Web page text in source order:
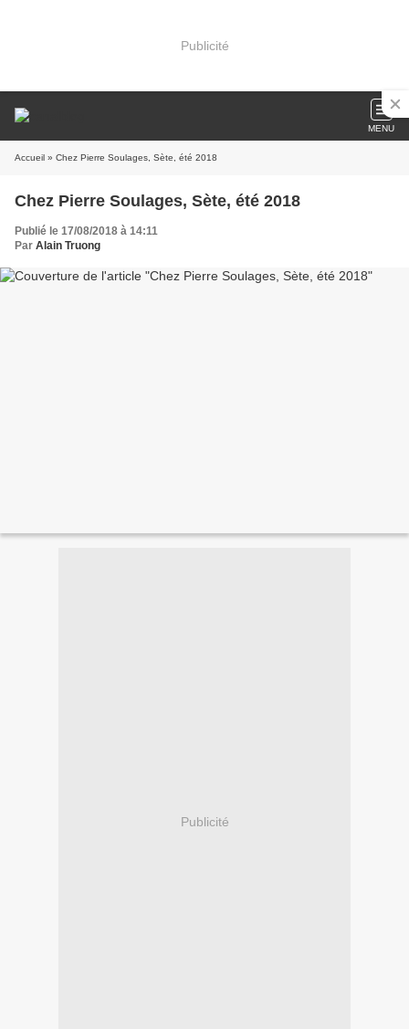
Publicité
MENU
Accueil » Chez Pierre Soulages, Sète, été 2018
Chez Pierre Soulages, Sète, été 2018
Publié le 17/08/2018 à 14:11
Par Alain Truong
Publicité